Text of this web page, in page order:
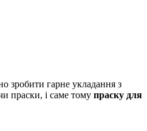
зробити гарне укладання з
праски, і саме тому праску для